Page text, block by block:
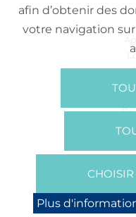
afin d’obtenir des
votre navigation
Plus